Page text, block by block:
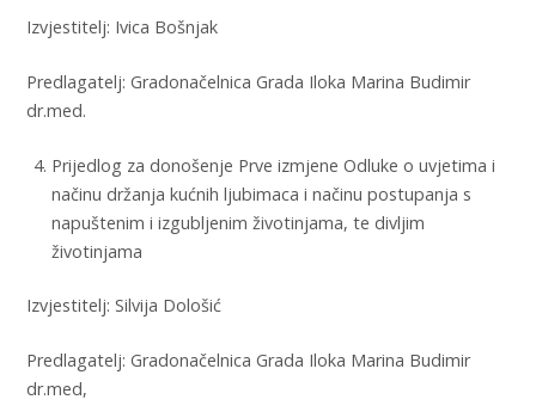
Izvjestitelj: Ivica Bošnjak
Predlagatelj: Gradonačelnica Grada Iloka Marina Budimir
dr.med.
Prijedlog za donošenje Prve izmjene Odluke o uvjetima i
načinu držanja kućnih ljubimaca i načinu postupanja s
napuštenim i izgubljenim životinjama, te divljim
životinjama
Izvjestitelj: Silvija Dološić
Predlagatelj: Gradonačelnica Grada Iloka Marina Budimir
dr.med,